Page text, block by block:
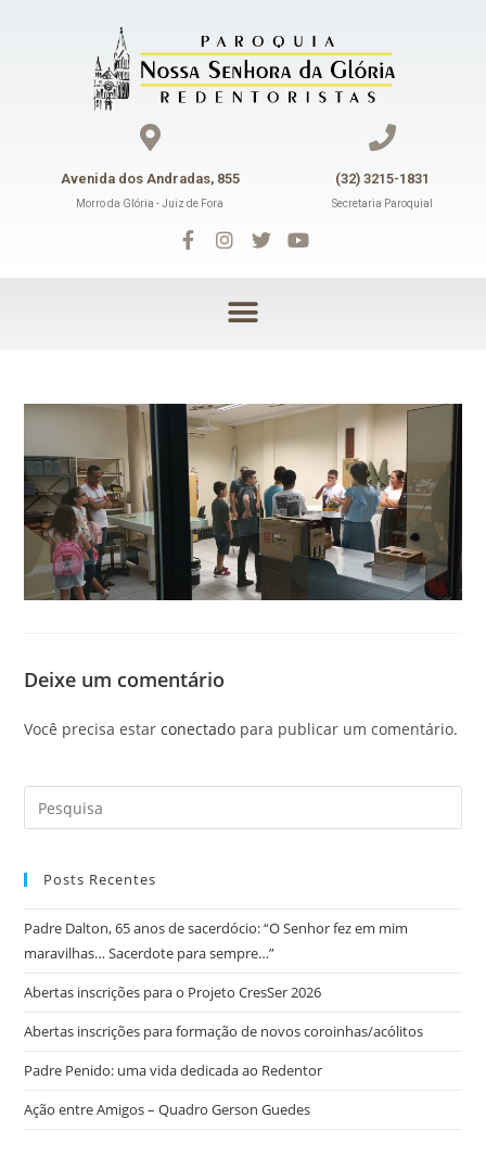
Avenida dos Andradas, 855
Morro da Glória - Juiz de Fora
(32) 3215-1831
Secretaria Paroquial
Deixe um comentário
Você precisa estarconectado para publicar um comentário.
Posts Recentes
Padre Dalton, 65 anos de sacerdócio: “O Senhor fez em mim
maravilhas… Sacerdote para sempre…”
Abertas inscrições para o Projeto CresSer 2026
Abertas inscrições para formação de novos coroinhas/acólitos
Padre Penido: uma vida dedicada ao Redentor
Ação entre Amigos – Quadro Gerson Guedes